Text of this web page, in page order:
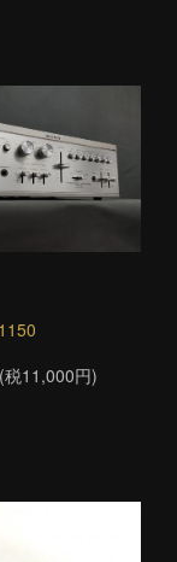
11,000円)